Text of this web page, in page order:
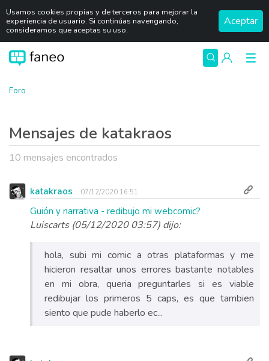
Usamos cookies propias y de terceros para mejorar la
experiencia de usuario. Si continúas navengando,
consideramos que aceptas su uso.
Aceptar
Foro
Mensajes de katakraos
10 mensajes encontrados
katakraos 07/12/2020 16:51
Guión y narrativa - redibujo mi webcomic?
Luiscarts (05/12/2020 03:57) dijo:
hola, subi mi comic a otras plataformas y me
hicieron resaltar unos errores bastante notables
en mi obra, queria preguntarles si es viable
redibujar los primeros 5 caps, es que tambien
siento que pude haberlo ec...